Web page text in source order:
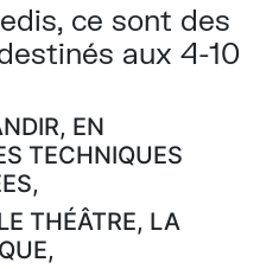
ce sont des
aux 4-10
EN
TECHNIQUES
THÉÂTRE, LA